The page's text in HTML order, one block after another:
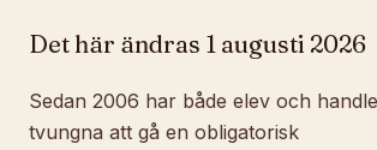
Det här ändras 1 augusti 2026
Sedan 2006 har både elev och
tvungna att gå en obligatorisk